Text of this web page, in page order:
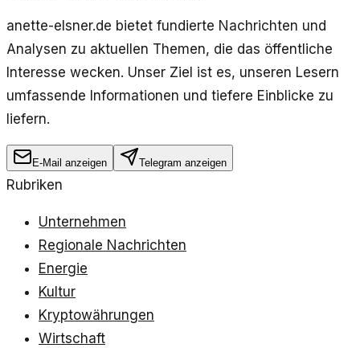
anette-elsner.de bietet fundierte Nachrichten und
Analysen zu aktuellen Themen, die das öffentliche
Interesse wecken. Unser Ziel ist es, unseren Lesern
umfassende Informationen und tiefere Einblicke zu
liefern.
E-Mail anzeigen Telegram anzeigen
Rubriken
Unternehmen
Regionale Nachrichten
Energie
Kultur
Kryptowährungen
Wirtschaft